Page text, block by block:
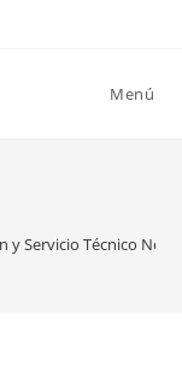
Menú
y Servicio Técnico